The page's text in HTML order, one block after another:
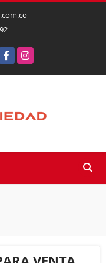
FacebookInstagram